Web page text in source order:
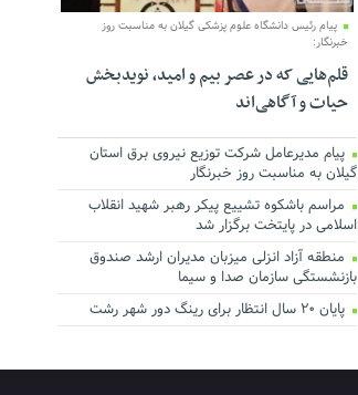
پیام رئیس دانشگاه علوم پزشکی گیلان به مناسبت روز
خبرنگار:
قلم‌هایی که در عصر بیم و امید، نویدبخش
حیات و آگاهی‌اند
پیام مدیرعامل شرکت توزیع نیروی برق استان
گیلان به مناسبت روز خبرنگار ‌
مراسم باشکوه تشییع پیکر رهبر شهید انقلاب
اسلامی در پایتخت برگزار شد
منطقه آزاد انزلی میزبان مدیران ارشد صندوق
بازنشستگی سازمان صدا و سیما
پایان ۲۰ سال انتظار برای رینگ دور شهر رشت